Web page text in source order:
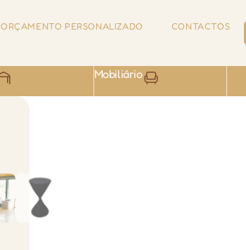
ORÇAMENTO PERSONALIZADO CONTACTOS
Mobiliário